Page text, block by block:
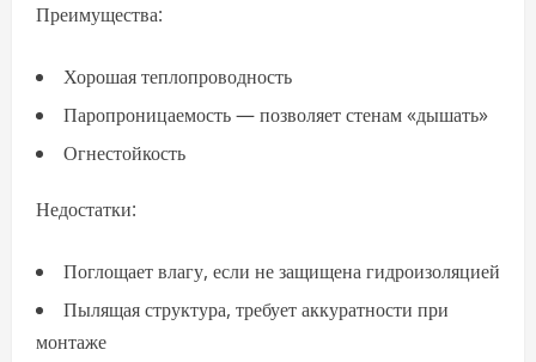
Преимущества:
Хорошая теплопроводность
Паропроницаемость — позволяет стенам «дышать»
Огнестойкость
Недостатки:
Поглощает влагу, если не защищена гидроизоляцией
Пылящая структура, требует аккуратности при
монтаже